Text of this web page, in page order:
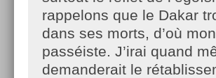
rappelons que le Dakar
dans ses morts, d’où
passéiste. J’irai quand
demanderait le